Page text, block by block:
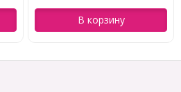
В корзину